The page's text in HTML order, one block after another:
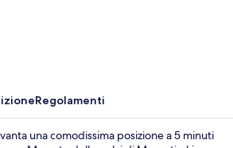
Regolamenti
una comodissima posizione a 5 minuti